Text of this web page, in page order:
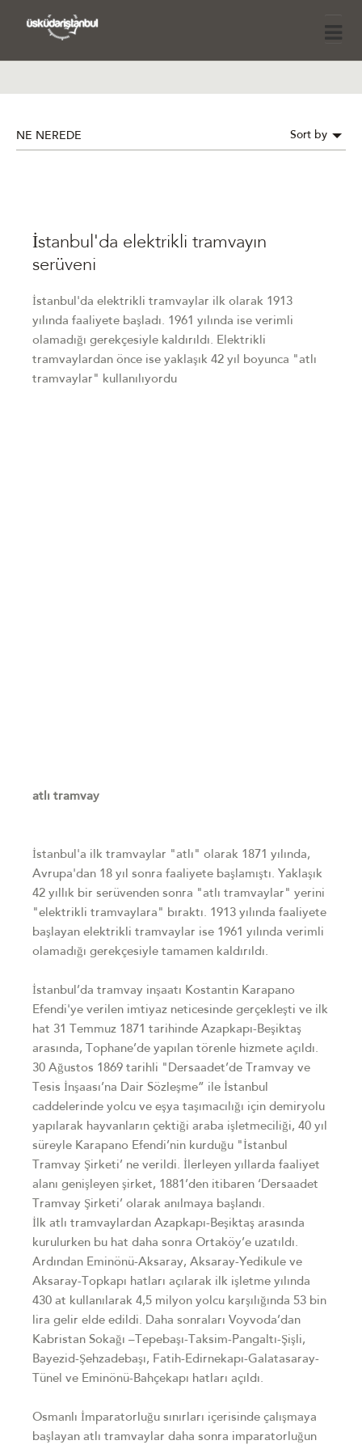
NE NEREDE Sort by
İstanbul'da elektrikli tramvayın
serüveni
İstanbul'da elektrikli tramvaylar ilk olarak 1913
yılında faaliyete başladı. 1961 yılında ise verimli
olamadığı gerekçesiyle kaldırıldı. Elektrikli
tramvaylardan önce ise yaklaşık 42 yıl boyunca "atlı
tramvaylar" kullanılıyordu
atlı tramvay
İstanbul'a ilk tramvaylar "atlı" olarak 1871 yılında,
Avrupa'dan 18 yıl sonra faaliyete başlamıştı. Yaklaşık
42 yıllık bir serüvenden sonra "atlı tramvaylar" yerini
"elektrikli tramvaylara" bıraktı. 1913 yılında faaliyete
başlayan elektrikli tramvaylar ise 1961 yılında verimli
olamadığı gerekçesiyle tamamen kaldırıldı.
İstanbul’da tramvay inşaatı Kostantin Karapano
Efendi'ye verilen imtiyaz neticesinde gerçekleşti ve ilk
hat 31 Temmuz 1871 tarihinde Azapkapı-Beşiktaş
arasında, Tophane’de yapılan törenle hizmete açıldı.
30 Ağustos 1869 tarihli "Dersaadet’de Tramvay ve
Tesis İnşaası’na Dair Sözleşme” ile İstanbul
caddelerinde yolcu ve eşya taşımacılığı için demiryolu
yapılarak hayvanların çektiği araba işletmeciliği, 40 yıl
süreyle Karapano Efendi’nin kurduğu "İstanbul
Tramvay Şirketi’ ne verildi. İlerleyen yıllarda faaliyet
alanı genişleyen şirket, 1881’den itibaren ‘Dersaadet
Tramvay Şirketi’ olarak anılmaya başlandı.
İlk atlı tramvaylardan Azapkapı-Beşiktaş arasında
kurulurken bu hat daha sonra Ortaköy’e uzatıldı.
Ardından Eminönü-Aksaray, Aksaray-Yedikule ve
Aksaray-Topkapı hatları açılarak ilk işletme yılında
430 at kullanılarak 4,5 milyon yolcu karşılığında 53 bin
lira gelir elde edildi. Daha sonraları Voyvoda’dan
Kabristan Sokağı –Tepebaşı-Taksim-Pangaltı-Şişli,
Bayezid-Şehzadebaşı, Fatih-Edirnekapı-Galatasaray-
Tünel ve Eminönü-Bahçekapı hatları açıldı.
Osmanlı İmparatorluğu sınırları içerisinde çalışmaya
başlayan atlı tramvaylar daha sonra imparatorluğun